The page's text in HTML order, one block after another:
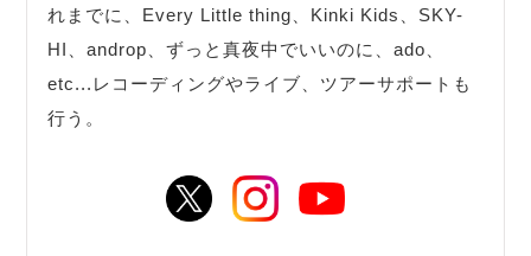
れまでに、Every Little thing、Kinki Kids、SKY-
HI、androp、ずっと真夜中でいいのに、ado、
etc...レコーディングやライブ、ツアーサポートも
行う。